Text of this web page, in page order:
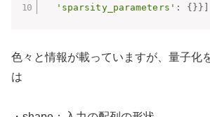
'sparsity_parameters' : {}} ]
色々と情報が載っていますが、量子化
は